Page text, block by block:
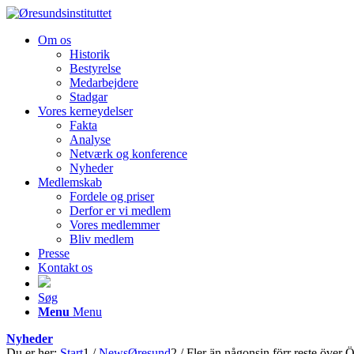
Om os
Historik
Bestyrelse
Medarbejdere
Stadgar
Vores kerneydelser
Fakta
Analyse
Netværk og konference
Nyheder
Medlemskab
Fordele og priser
Derfor er vi medlem
Vores medlemmer
Bliv medlem
Presse
Kontakt os
Søg
Menu Menu
Nyheder